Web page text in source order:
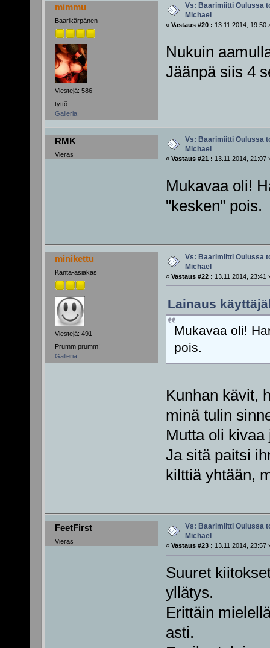
mimmu_
Baarikärpänen
Viestejä: 586
tyttö.
Galleria
Vs: Baarimiitti Oulussa
Michael
« Vastaus #20 : 13.11.2014, 19:50
Nukuin
Jäänpä siis 4
RMK
Vieras
Vs: Baarimiitti Oulussa
Michael
« Vastaus #21 : 13.11.2014, 21:07
Mukavaa oli!
"kesken" pois.
minikettu
Kanta-asiakas
Viestejä: 491
Prumm prumm!
Galleria
Vs: Baarimiitti Oulussa
Michael
« Vastaus #22 : 13.11.2014, 23:41
Lainaus
Mukavaa oli!
pois.
Kunhan kävit,
minä tulin
Mutta oli
Ja sitä paitsi
kilttiä yhtään,
FeetFirst
Vieras
Vs: Baarimiitti Oulussa
Michael
« Vastaus #23 : 13.11.2014, 23:57
Suuret
yllätys.
Erittäin
asti.